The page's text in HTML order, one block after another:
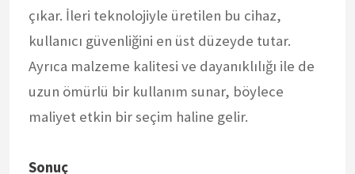
çıkar. İleri teknolojiyle üretilen bu cihaz,
kullanıcı güvenliğini en üst düzeyde tutar.
Ayrıca malzeme kalitesi ve dayanıklılığı ile de
uzun ömürlü bir kullanım sunar, böylece
maliyet etkin bir seçim haline gelir.
Sonuç